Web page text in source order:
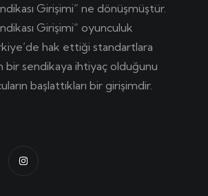
Girişimi” ne dönüşmüştür.
Girişimi” oyunculuk
hak ettiği standartlara
bir sendikaya ihtiyaç olduğunu
başlattıkları bir girişimdir.